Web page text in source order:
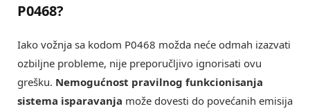
P0468?
Iako vožnja sa kodom P0468 možda neće odmah izazvati
ozbiljne probleme, nije preporučljivo ignorisati ovu
grešku. Nemogućnost pravilnog funkcionisanja
sistema isparavanja može dovesti do povećanih emisija